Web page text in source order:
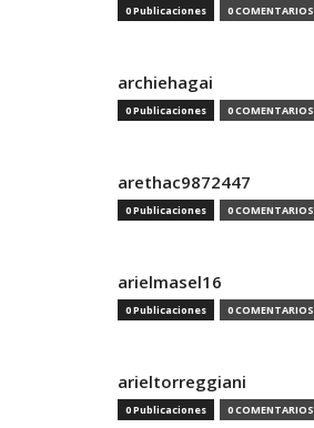
0 Publicaciones 0 COMENTARIOS
archiehagai
0 Publicaciones 0 COMENTARIOS
arethac9872447
0 Publicaciones 0 COMENTARIOS
arielmasel16
0 Publicaciones 0 COMENTARIOS
arieltorreggiani
0 Publicaciones 0 COMENTARIOS